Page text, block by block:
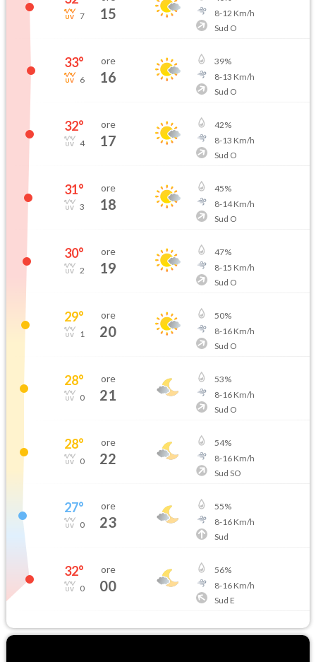
7 15
8-12 Km/h
Sud O
33°
6
ore
16
39%
8-13 Km/h
Sud O
32°
4
ore
17
42%
8-13 Km/h
Sud O
31°
3
ore
18
45%
8-14Km/h
Sud O
30°
2
ore
19
47%
8-15 Km/h
Sud O
29°
1
ore
20
50%
8-16Km/h
Sud O
28°
0
ore
21
53%
8-16Km/h
Sud O
28°
0
ore
22
54%
8-16Km/h
Sud SO
27°
0
ore
23
55%
8-16Km/h
Sud
32°
0
ore
00
56%
8-16Km/h
Sud E